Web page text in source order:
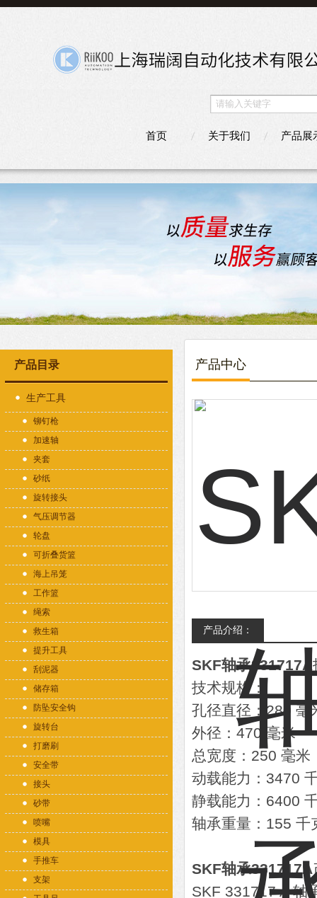
首页 关于我们 产品展
产品目录
生产工具
铆钉枪
加速轴
夹套
砂纸
旋转接头
气压调节器
轮盘
可折叠货篮
海上吊笼
工作篮
绳索
救生箱
提升工具
刮泥器
储存箱
防坠安全钩
旋转台
打磨刷
安全带
接头
砂带
喷嘴
模具
手推车
支架
产品中心
产品介绍：
SKF轴承331717A
技术规格：
孔径直径：280 毫
外径：470 毫米
总宽度：250 毫米
动载能力：3470
静载能力：6400
轴承重量：155 千
SKF轴承331717A
SKF 331717 A 轴